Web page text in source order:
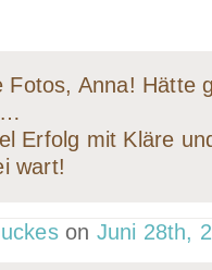
Fotos, Anna! Hätte
Erfolg mit Kläre
wart!
on Juni 28th,